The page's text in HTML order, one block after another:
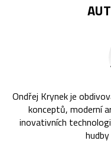
Ondřej Krynek je
konceptů, moderní
inovativních